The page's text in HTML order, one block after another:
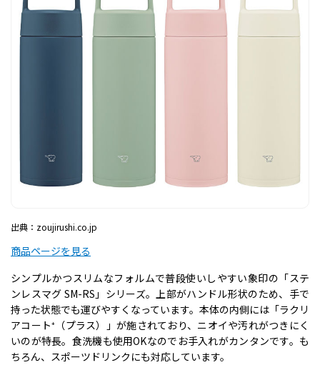
出典：zoujirushi.co.jp
商品ページを見る
シンプルかつスリムなフォルムで普段使いしやすい象印の「ステ
ンレスマグ SM-RS」シリーズ。上部がハンドル形状のため、手で
持った状態でも運びやすくなっています。本体の内側には「ラクリ
アコート⁺（プラス）」が施されており、ニオイや汚れがつきにく
いのが特長。食洗機も使用OKなのでお手入れがカンタンです。も
ちろん、スポーツドリンクにも対応しています。